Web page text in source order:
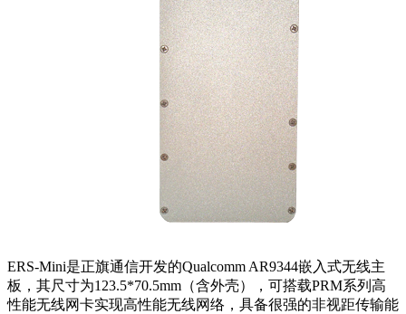
ERS-Mini是正旗通信开发的Qualcomm AR9344嵌入式无线主
板，其尺寸为123.5*70.5mm（含外壳），可搭载PRM系列高
性能无线网卡实现高性能无线网络，具备很强的非视距传输能